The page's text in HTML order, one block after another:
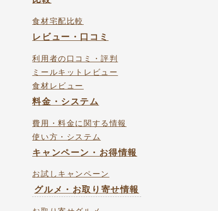
食材宅配比較
レビュー・口コミ
利用者の口コミ・評判
ミールキットレビュー
食材レビュー
料金・システム
費用・料金に関する情報
使い方・システム
キャンペーン・お得情報
お試しキャンペーン
グルメ・お取り寄せ情報